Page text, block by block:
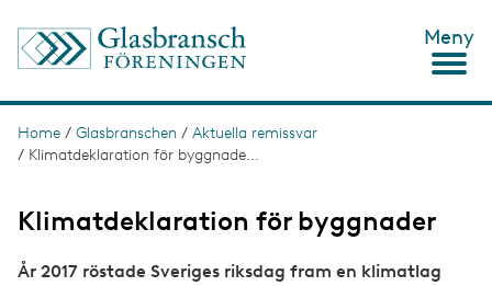
Meny
B
e
a
d
Home / Glasbranschen / Aktuella remissvar
/ Klimatdeklaration för byggnade...
Klimatdeklaration för byggnader
År 2017 röstade Sveriges riksdag fram en klimatlag